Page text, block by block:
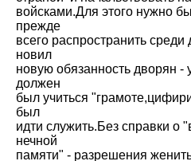
войсками.Для этого нужно
прежде
всего распространить
новил
новую обязанность дворян -
должен
был учиться
был
идти служить.Без справки о
нечной
памяти" - разрешения